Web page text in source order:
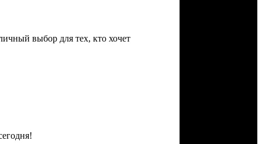
выбор для тех, кто хочет